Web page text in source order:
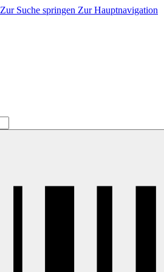
Zur Suche springen Zur Hauptnavigation